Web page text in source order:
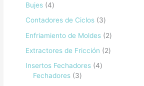
Bujes 4
Contadores de Ciclos
3
Enfriamiento de Moldes
2
Extractores de Fricción
2
Insertos Fechadores 4
Fechadores
3